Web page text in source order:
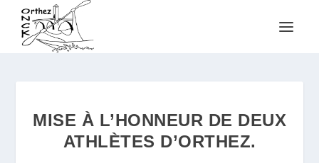
MISE À L’HONNEUR DE DEUX
ATHLÈTES D’ORTHEZ.